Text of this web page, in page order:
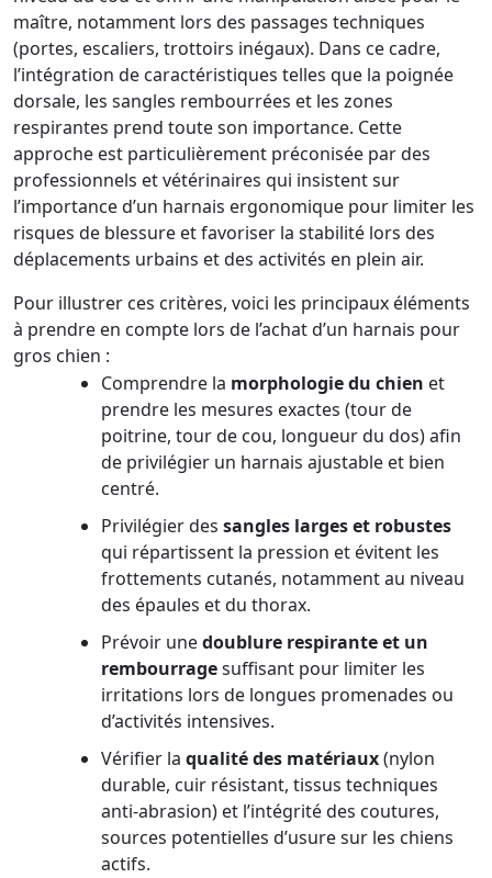
maître, notamment lors des passages techniques
(portes, escaliers, trottoirs inégaux). Dans ce cadre,
l’intégration de caractéristiques telles que la poignée
dorsale, les sangles rembourrées et les zones
respirantes prend toute son importance. Cette
approche est particulièrement préconisée par des
professionnels et vétérinaires qui insistent sur
l’importance d’un harnais ergonomique pour limiter les
risques de blessure et favoriser la stabilité lors des
déplacements urbains et des activités en plein air.
Pour illustrer ces critères, voici les principaux éléments
à prendre en compte lors de l’achat d’un harnais pour
gros chien :
Comprendre la morphologie du chien et
prendre les mesures exactes (tour de
poitrine, tour de cou, longueur du dos) afin
de privilégier un harnais ajustable et bien
centré.
Privilégier des sangles larges et robustes
qui répartissent la pression et évitent les
frottements cutanés, notamment au niveau
des épaules et du thorax.
Prévoir unedoublure respirante et un
rembourragesuffisant pour limiter les
irritations lors de longues promenades ou
d’activités intensives.
Vérifier la qualité des matériaux(nylon
durable, cuir résistant, tissus techniques
anti-abrasion) et l’intégrité des coutures,
sources potentielles d’usure sur les chiens
actifs.